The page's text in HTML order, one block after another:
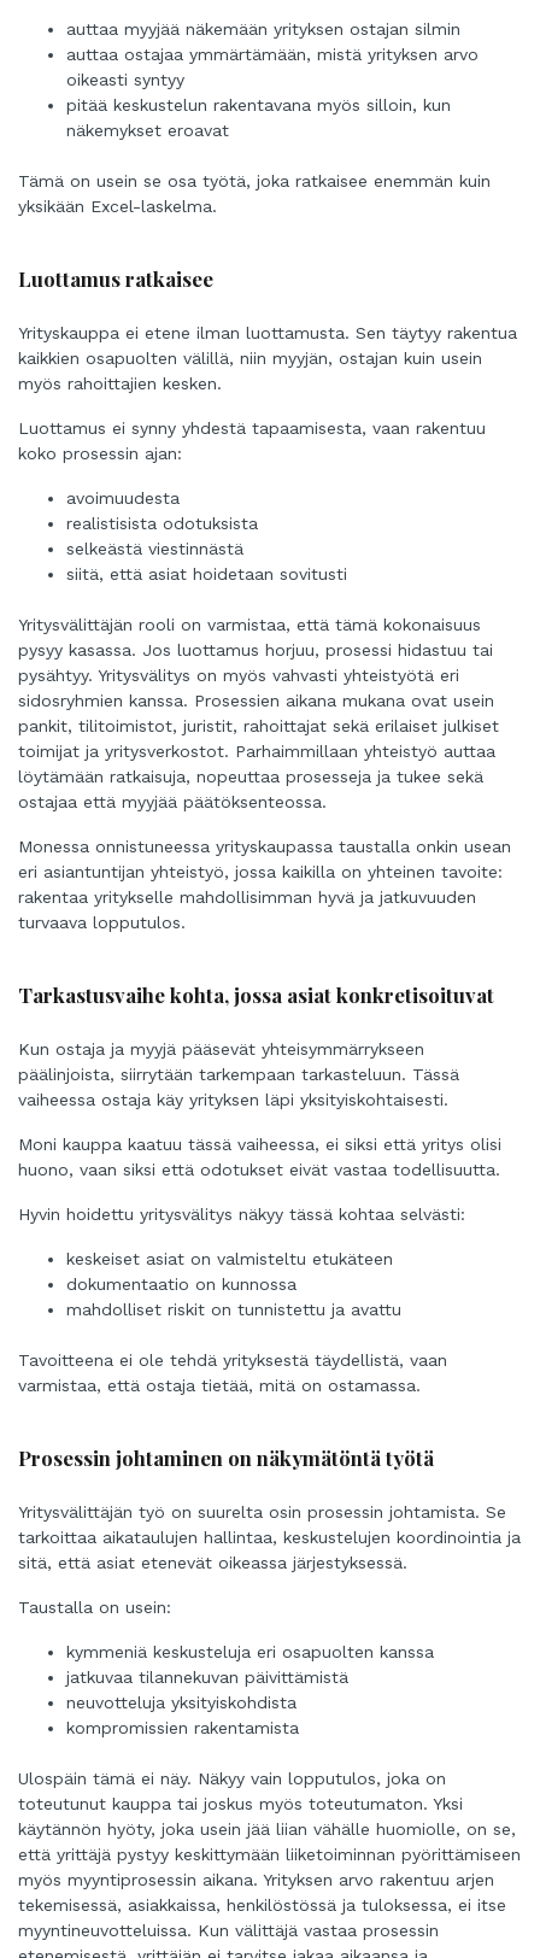
auttaa myyjää näkemään yrityksen ostajan silmin
auttaa ostajaa ymmärtämään, mistä yrityksen arvo
oikeasti syntyy
pitää keskustelun rakentavana myös silloin, kun
näkemykset eroavat
Tämä on usein se osa työtä, joka ratkaisee enemmän kuin
yksikään Excel-laskelma.
Luottamus ratkaisee
Yrityskauppa ei etene ilman luottamusta. Sen täytyy rakentua
kaikkien osapuolten välillä, niin myyjän, ostajan kuin usein
myös rahoittajien kesken.
Luottamus ei synny yhdestä tapaamisesta, vaan rakentuu
koko prosessin ajan:
avoimuudesta
realistisista odotuksista
selkeästä viestinnästä
siitä, että asiat hoidetaan sovitusti
Yritysvälittäjän rooli on varmistaa, että tämä kokonaisuus
pysyy kasassa. Jos luottamus horjuu, prosessi hidastuu tai
pysähtyy. Yritysvälitys on myös vahvasti yhteistyötä eri
sidosryhmien kanssa. Prosessien aikana mukana ovat usein
pankit, tilitoimistot, juristit, rahoittajat sekä erilaiset julkiset
toimijat ja yritysverkostot. Parhaimmillaan yhteistyö auttaa
löytämään ratkaisuja, nopeuttaa prosesseja ja tukee sekä
ostajaa että myyjää päätöksenteossa.
Monessa onnistuneessa yrityskaupassa taustalla onkin usean
eri asiantuntijan yhteistyö, jossa kaikilla on yhteinen tavoite:
rakentaa yritykselle mahdollisimman hyvä ja jatkuvuuden
turvaava lopputulos.
Tarkastusvaihe kohta, jossa asiat konkretisoituvat
Kun ostaja ja myyjä pääsevät yhteisymmärrykseen
päälinjoista, siirrytään tarkempaan tarkasteluun. Tässä
vaiheessa ostaja käy yrityksen läpi yksityiskohtaisesti.
Moni kauppa kaatuu tässä vaiheessa, ei siksi että yritys olisi
huono, vaan siksi että odotukset eivät vastaa todellisuutta.
Hyvin hoidettu yritysvälitys näkyy tässä kohtaa selvästi:
keskeiset asiat on valmisteltu etukäteen
dokumentaatio on kunnossa
mahdolliset riskit on tunnistettu ja avattu
Tavoitteena ei ole tehdä yrityksestä täydellistä, vaan
varmistaa, että ostaja tietää, mitä on ostamassa.
Prosessin johtaminen on näkymätöntä työtä
Yritysvälittäjän työ on suurelta osin prosessin johtamista. Se
tarkoittaa aikataulujen hallintaa, keskustelujen koordinointia ja
sitä, että asiat etenevät oikeassa järjestyksessä.
Taustalla on usein:
kymmeniä keskusteluja eri osapuolten kanssa
jatkuvaa tilannekuvan päivittämistä
neuvotteluja yksityiskohdista
kompromissien rakentamista
Ulospäin tämä ei näy. Näkyy vain lopputulos, joka on
toteutunut kauppa tai joskus myös toteutumaton. Yksi
käytännön hyöty, joka usein jää liian vähälle huomiolle, on se,
että yrittäjä pystyy keskittymään liiketoiminnan pyörittämiseen
myös myyntiprosessin aikana. Yrityksen arvo rakentuu arjen
tekemisessä, asiakkaissa, henkilöstössä ja tuloksessa, ei itse
myyntineuvotteluissa. Kun välittäjä vastaa prosessin